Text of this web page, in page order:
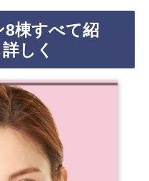
棟すべて紹
しく